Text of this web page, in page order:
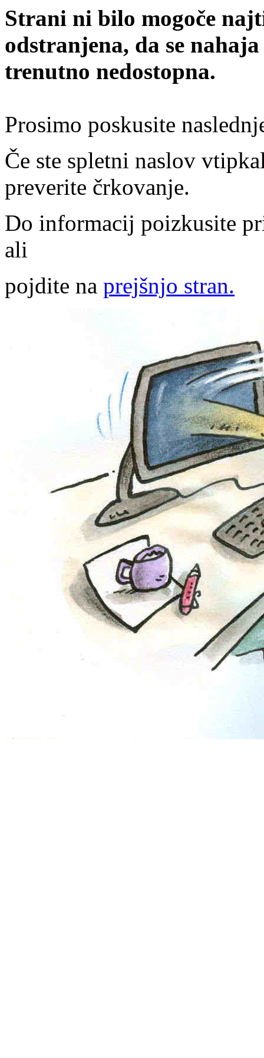
Strani ni bilo mogoče
odstranjena, da se
trenutno nedostopna.
Prosimo poskusite
Če ste spletni naslov
preverite črkovanje.
Do informacij poizkusite
ali
pojdite na prejšnjo stran.